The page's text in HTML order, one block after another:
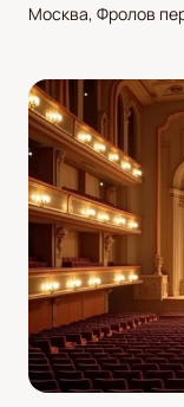
Москва, Фролов